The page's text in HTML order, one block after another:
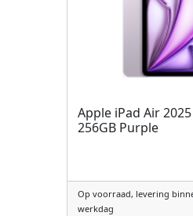
Apple iPad Air
256GB Purple
Op voorraad, levering
werkdag